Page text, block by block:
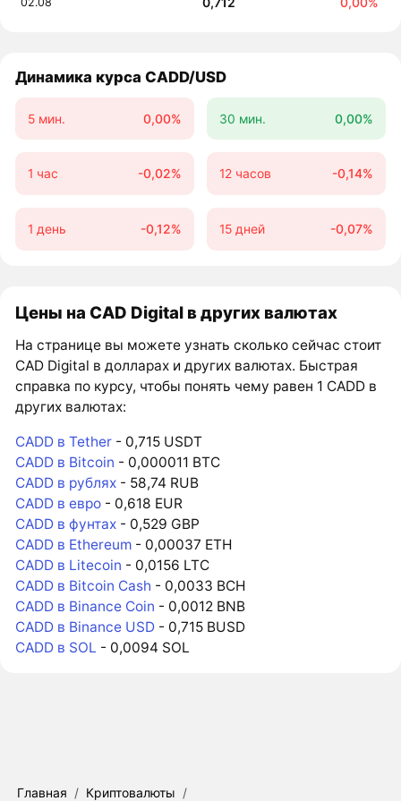
Динамика курса CADD/USD
5 мин. 0,00% 30 мин. 0,00%
1 час -0,02% 12 часов -0,14%
1 день -0,12% 15 дней -0,07%
Цены на CAD Digital в других валютах
На странице вы можете узнать сколько сейчас стоит
CAD Digital в долларах и других валютах. Быстрая
справка по курсу, чтобы понять чему равен 1 CADD в
других валютах:
CADD в Tether - 0,715 USDT
CADD в Bitcoin - 0,000011 BTC
CADD в рублях - 58,74 RUB
CADD в евро - 0,618 EUR
CADD в фунтах - 0,529 GBP
CADD в Ethereum - 0,00037 ETH
CADD в Litecoin - 0,0156 LTC
CADD в Bitcoin Cash - 0,0033 BCH
CADD в Binance Coin - 0,0012 BNB
CADD в Binance USD - 0,715 BUSD
CADD в SOL - 0,0094 SOL
Главная / Криптовалюты /